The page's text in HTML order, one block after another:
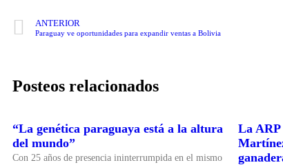
ANTERIOR
Paraguay ve oportunidades para expandir ventas a Bolivia
Posteos relacionados
“La genética paraguaya está a la altura
del mundo”
Con 25 años de presencia ininterrumpida en el mismo
La ARP